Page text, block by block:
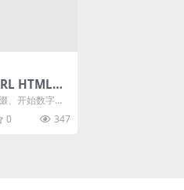
HTML单
、开始数字、
快速生成 几
0 347